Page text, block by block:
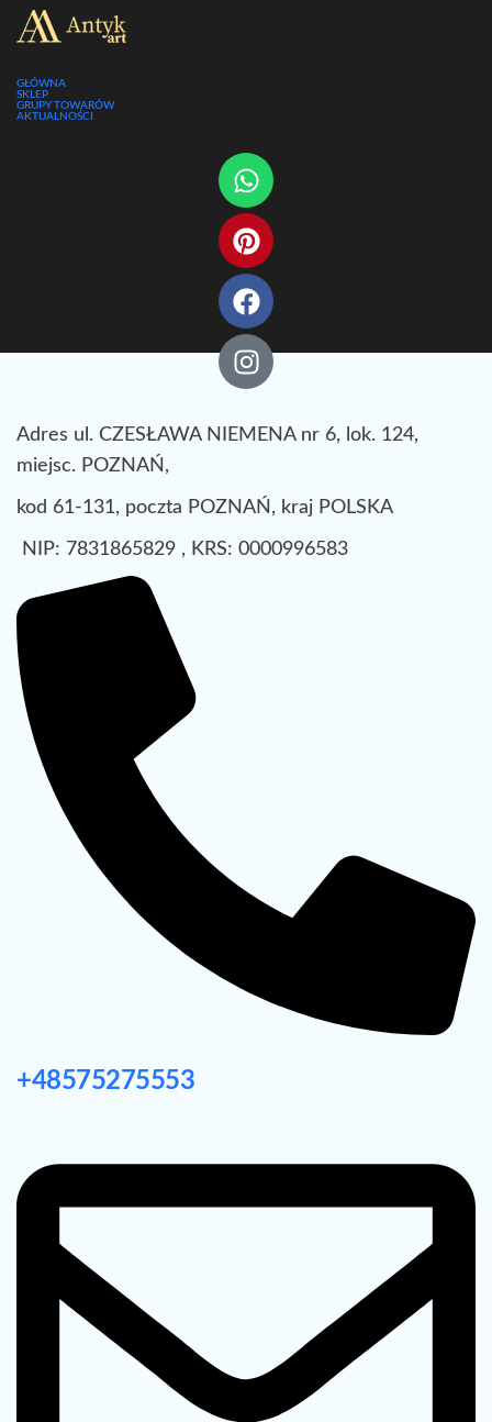
GŁÓWNA
SKLEP
GRUPY TOWARÓW
AKTUALNOŚCI
Adres ul. CZESŁAWA NIEMENA nr 6, lok. 124,
miejsc. POZNAŃ,
kod 61-131, poczta POZNAŃ, kraj POLSKA
NIP: 7831865829 , KRS: 0000996583
+48575275553